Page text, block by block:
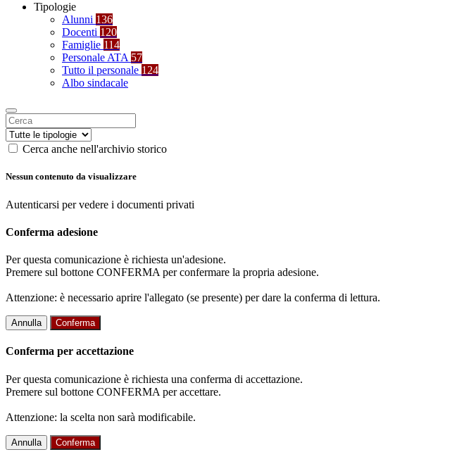
Tipologie
Alunni 136
Docenti 120
Famiglie 114
Personale ATA 57
Tutto il personale 124
Albo sindacale
Cerca anche nell'archivio storico
Nessun contenuto da visualizzare
Autenticarsi per vedere i documenti privati
Conferma adesione
Per questa comunicazione è richiesta un'adesione.
Premere sul bottone CONFERMA per confermare la propria adesione.
Attenzione: è necessario aprire l'allegato (se presente) per dare la conferma di lettura.
Annulla Conferma
Conferma per accettazione
Per questa comunicazione è richiesta una conferma di accettazione.
Premere sul bottone CONFERMA per accettare.
Attenzione: la scelta non sarà modificabile.
Annulla Conferma